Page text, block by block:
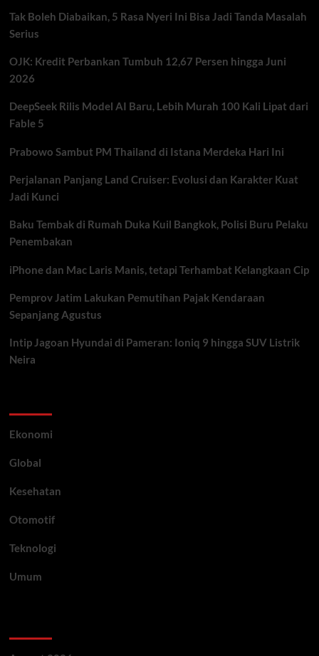
Lebih
Tak Boleh Diabaikan, 5 Rasa Nyeri Ini Bisa Jadi Tanda Masalah
Serius
OJK: Kredit Perbankan Tumbuh 12,67 Persen hingga Juni
2026
DeepSeek Rilis Model AI Baru, Lebih Murah 100 Kali Lipat dari
Fable 5
Prabowo Sambut PM Thailand di Istana Merdeka Hari Ini
Perjalanan Panjang Land Cruiser: Evolusi dan Karakter Kuat
Jadi Kunci
Baku Tembak di Rumah Duka Kuil Bangkok, Polisi Buru Pelaku
Penembakan
iPhone dan Mac Laris Manis, tetapi Terhambat Kelangkaan Cip
Pemprov Jatim Lakukan Pemutihan Pajak Kendaraan
Sepanjang Agustus
Intip Jagoan Hyundai di Pameran: Ioniq 9 hingga SUV Listrik
Neira
Ekonomi
Global
Kesehatan
Otomotif
Teknologi
Umum